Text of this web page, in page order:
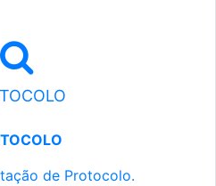
de Protocolo.